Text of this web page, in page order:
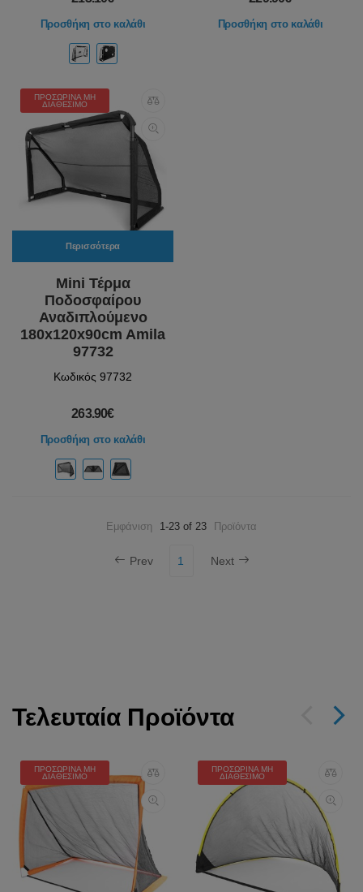
Προσθήκη στο καλάθι Προσθήκη στο καλάθι
ΠΡΟΣΩΡΙΝΆ ΜΗ
ΔΙΑΘΈΣΙΜΟ
Περισσότερα
Mini Τέρμα
Ποδοσφαίρου
Αναδιπλούμενο
180x120x90cm Amila
97732
Κωδικός 97732
263.90€
Προσθήκη στο καλάθι
Εμφάνιση 1-23 of 23 Προϊόντα
Prev 1 Next
Τελευταία Προϊόντα
ΠΡΟΣΩΡΙΝΆ ΜΗ
ΔΙΑΘΈΣΙΜΟ
ΠΡΟΣΩΡΙΝΆ ΜΗ
ΔΙΑΘΈΣΙΜΟ